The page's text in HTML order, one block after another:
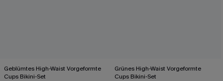
Geblümtes High-Waist Vorgeformte
Cups Bikini-Set
Grünes High-Waist Vorgeformte
Cups Bikini-Set